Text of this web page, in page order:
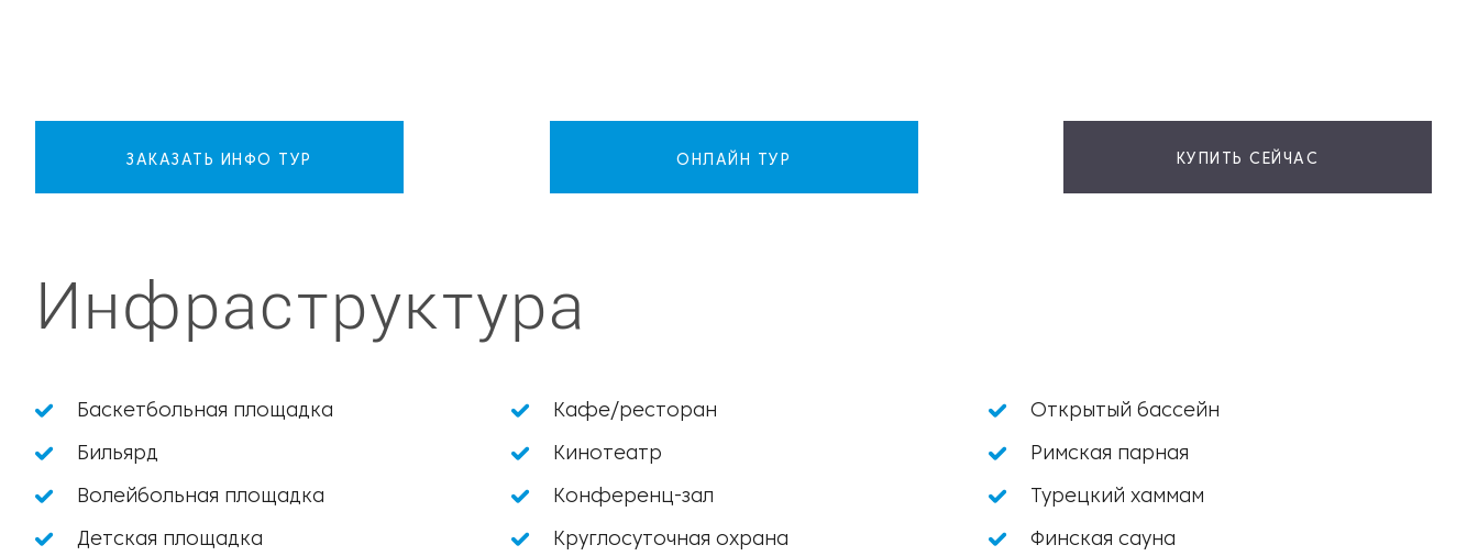
ЗАКАЗАТЬ ИНФО ТУР ОНЛАЙН ТУР КУПИТЬ СЕЙЧАС
Инфраструктура
Баскетбольная площадка
Бильярд
Волейбольная площадка
Детская площадка
Кафе/ресторан
Кинотеатр
Конференц-зал
Круглосуточная охрана
Открытый бассейн
Римская парная
Турецкий хаммам
Финская сауна